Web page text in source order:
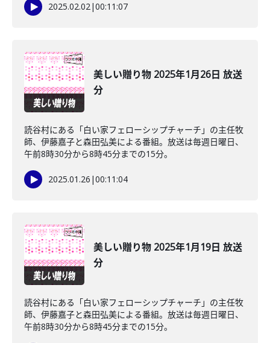
2025.02.02|00:11:07
美しい贈り物 2025年1月26日 放送
分
読谷村にある「白い家フェローシップチャーチ」の主任牧
師、伊藤嘉子と森田弘美による番組。放送は毎週日曜日、
午前8時30分から8時45分までの15分。
2025.01.26 |00:11:04
美しい贈り物 2025年1月19日 放送
分
読谷村にある「白い家フェローシップチャーチ」の主任牧
師、伊藤嘉子と森田弘美による番組。放送は毎週日曜日、
午前8時30分から8時45分までの15分。